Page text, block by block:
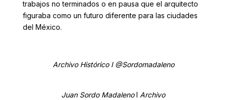
trabajos no terminados o en pausa que el arquitecto
figuraba como un futuro diferente para las ciudades
del México.
Archivo Histórico I @Sordomadaleno
Juan Sordo MadalenoI Archivo